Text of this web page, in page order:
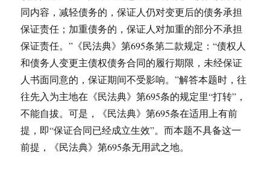
同内容，减轻债务的，保证人仍对变更后的债务承担
保证责任；加重债务的，保证人对加重的部分不承担
保证责任。”《民法典》第695条第二款规定：“债权人
和债务人变更主债权债务合同的履行期限，未经保证
人书面同意的，保证期间不受影响。”解答本题时，往
往先入为主地在《民法典》第695条的规定里“打转”，
不能自拔。可是，《民法典》第695条在适用上有前
提，即“保证合同已经成立生效”。而本题不具备这一
前提，《民法典》第695条无用武之地。